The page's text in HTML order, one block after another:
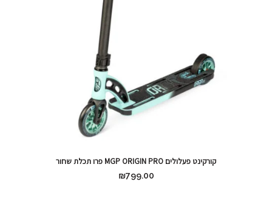
קורקינט פעלולים MGP ORIGIN PRO פרו תכלת שחור
₪799.00